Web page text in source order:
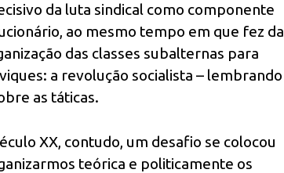
da luta sindical como componente
ao mesmo tempo em que fez da
das classes subalternas para
a revolução socialista – lembrando
as táticas.
XX, contudo, um desafio se colocou
teórica e politicamente os